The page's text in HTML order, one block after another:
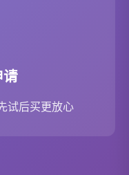
请
试后买更放心